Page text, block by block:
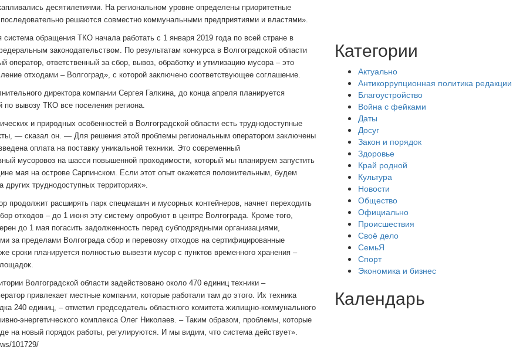
десятилетиями. На региональном уровне определены приоритетные
решаются совместно коммунальными предприятиями и властями».
система обращения ТКО начала работать с 1 января 2019 года по всей стране в
законодательством. По результатам конкурса в Волгоградской области
оператор, ответственный за сбор, вывоз, обработку и утилизацию мусора – это
отходами – Волгоград», с которой заключено соответствующее соглашение.
директора компании Сергея Галкина, до конца апреля планируется
по вывозу ТКО все поселения региона.
и природных особенностей в Волгоградской области есть труднодоступные
— сказал он. — Для решения этой проблемы региональным оператором заключены
оплата на поставку уникальной техники. Это современный
мусоровоз на шасси повышенной проходимости, который мы планируем запустить
мая на острове Сарпинском. Если этот опыт окажется положительным, будем
других труднодоступных территориях».
продолжит расширять парк спецмашин и мусорных контейнеров, начнет переходить
отходов – до 1 июня эту систему опробуют в центре Волгограда. Кроме того,
до 1 мая погасить задолженность перед субподрядными организациями,
за пределами Волгограда сбор и перевозку отходов на сертифицированные
сроки планируется полностью вывезти мусор с пунктов временного хранения –
Волгоградской области задействовано около 470 единиц техники –
привлекает местные компании, которые работали там до этого. Их техника
240 единиц, – отметил председатель областного комитета жилищно-коммунального
энергетического комплекса Олег Николаев. – Таким образом, проблемы, которые
на новый порядок работы, регулируются. И мы видим, что система действует».
101729/
Категории
Актуально
Антикоррупционная политика редакции
Благоустройство
Война с фейками
Даты
Досуг
Закон и порядок
Здоровье
Край родной
Культура
Новости
Общество
Официально
Происшествия
Своё дело
СемьЯ
Спорт
Экономика и бизнес
Календарь